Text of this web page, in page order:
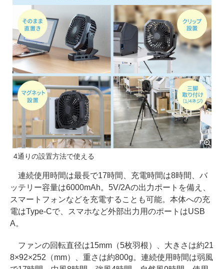
4通りの設置方法で使える
連続使用時間は最長で17時間、充電時間は8時間、バ
ッテリー容量は6000mAh。5V/2Aの出力ポートを備え、
スマートフォンなどを充電することも可能。本体への充
電はType-Cで、スマホなど外部出力用のポートはUSB
A。
ファンの回転直径は15mm（5枚羽根）、大きさは約21
8×92×252（mm）、重さは約800g。連続使用時間は弱風